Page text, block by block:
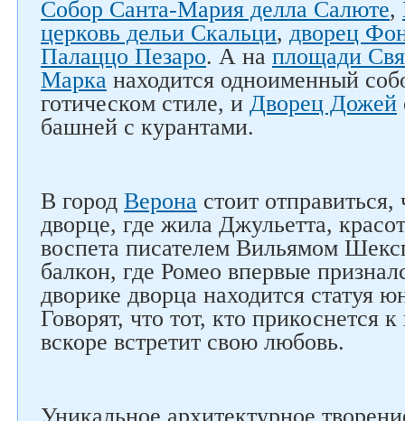
Собор Санта-Мария делла Салюте,
церковь дельи Скальци, дворец
Палаццо Пезаро. А на площади
Марка находится одноименный
готическом стиле, и Дворец Дожей
башней с курантами.
В город Верона стоит
дворце, где жила Джульетта,
воспета писателем Вильямом
балкон, где Ромео впервые
дворике дворца находится статуя
Говорят, что тот, кто прикоснется
вскоре встретит свою любовь.